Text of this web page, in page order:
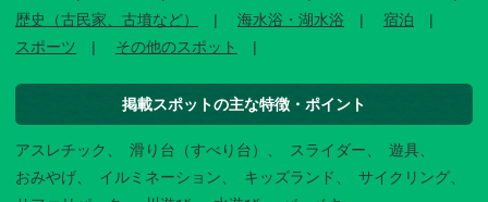
歴史（古民家、古墳など）
海水浴・湖水浴
宿泊
スポーツ
その他のスポット
掲載スポットの主な特徴・ポイント
アスレチック 滑り台（すべり台） スライダー
遊具
おみやげ
イルミネーション キッズランド
サイクリング